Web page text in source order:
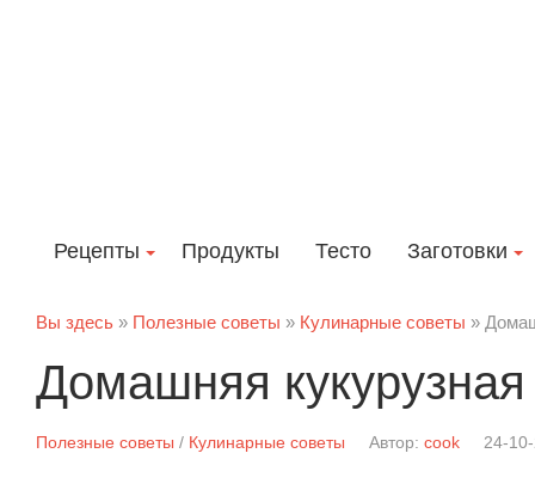
Рецепты Продукты Тесто Заготовки
Вы здесь » Полезные советы » Кулинарные советы »
Домашняя
Полезные советы / Кулинарные советы Автор: cook 24-